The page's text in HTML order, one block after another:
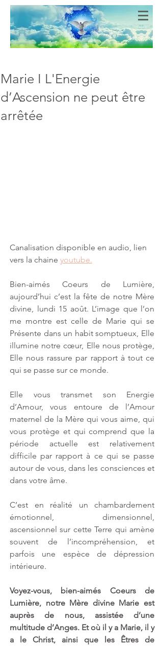
Bien-Aimés
COEURS DE LUMIERE
Marie I L'Energie
d’Ascension ne peut être
arrêtée
Canalisation disponible en audio, lien
vers la chaine youtube.
Bien-aimés Coeurs de Lumière,
aujourd’hui c’est la fête de notre Mère
divine, lundi 15 août. L’image que l’on
me montre est celle de Marie qui se
Présente dans un habit somptueux, Elle
illumine notre cœur, Elle nous protège,
Elle nous rassure par rapport à tout ce
qui se passe sur ce monde.
Elle vous transmet son Energie
d’Amour, vous entoure de l’Amour
maternel de la Mère qui vous aime, qui
vous protège et qui comprend que la
période actuelle est relativement
difficile par rapport à ce qui se passe
autour de vous, dans les consciences et
dans votre âme.
C’est en réalité un chambardement
émotionnel, dimensionnel,
ascensionnel sur cette Terre qui amène
souvent de l’incompréhension, et
parfois une espèce de dépression
intérieure.
Voyez-vous, bien-aimés Coeurs de
Lumière, notre Mère divine Marie est
auprès de nous, assistée d’une
multitude d’Anges. Et où il y a Marie, il y
a le Christ, ainsi que les Êtres de